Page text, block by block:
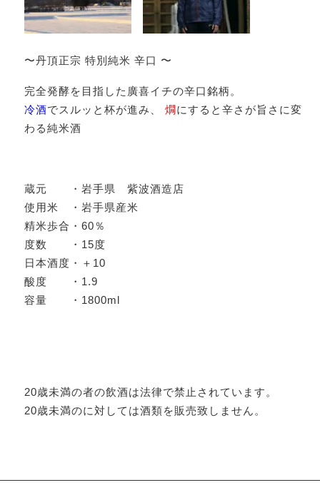
〜丹頂正宗 特別純米 辛口 〜
完全発酵を目指した廣喜イチの辛口銘柄。
冷酒でスルッと杯が進み、 燗にすると辛さが旨さに変
わる純米酒
蔵元 ・岩手県 紫波酒造店
使用米 ・岩手県産米
精米歩合・60％
度数 ・15度
日本酒度・＋10
酸度 ・1.9
容量 ・1800ml
20歳未満の者の飲酒は法律で禁止されています。
20歳未満のに対しては酒類を販売致しません。